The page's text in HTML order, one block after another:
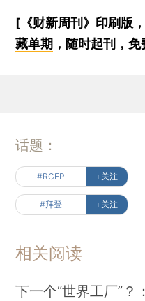
[《财新周刊》印刷版，
藏单期 ，随时起刊，
话题：
#RCEP +关注
#拜登 +关注
相关阅读
下一个“世界工厂”？